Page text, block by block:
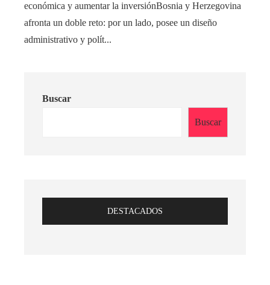
económica y aumentar la inversiónBosnia y Herzegovina
afronta un doble reto: por un lado, posee un diseño
administrativo y polít...
Buscar
Buscar
DESTACADOS